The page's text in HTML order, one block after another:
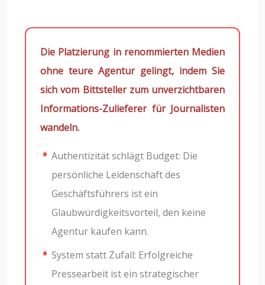
Die Platzierung in renommierten Medien
ohne teure Agentur gelingt, indem Sie
sich vom Bittsteller zum unverzichtbaren
Informations-Zulieferer für Journalisten
wandeln.
Authentizität schlägt Budget: Die
persönliche Leidenschaft des
Geschäftsführers ist ein
Glaubwürdigkeitsvorteil, den keine
Agentur kaufen kann.
System statt Zufall: Erfolgreiche
Pressearbeit ist ein strategischer